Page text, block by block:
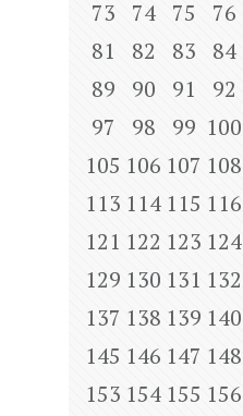
73
74 75 76
81
82 83 84
89
90 91 92
97
98 99 100
105 106 107 108
113 114 115 116
121 122 123 124
129 130 131 132
137 138 139 140
145 146 147 148
153 154 155 156